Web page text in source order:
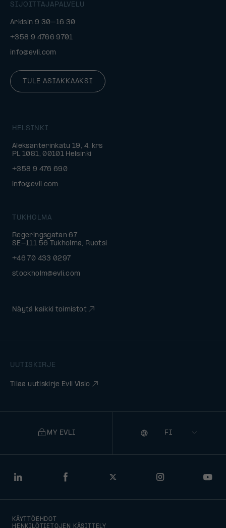
SIJOITTAJAPALVELU
Arkisin 9.30–16.30
+358 9 4766 9701
info@evli.com
TULE ASIAKKAAKSI
UUTISKIRJE
Tilaa uutiskirje Evli Visio
HELSINKI
Aleksanterinkatu 19, 4. krs
PL 1081, 00101 Helsinki
+358 9 476 690
info@evli.com
TUKHOLMA
Regeringsgatan 67
SE-111 56 Tukholma, Ruotsi
+46 70 433 0297
stockholm@evli.com
Näytä kaikki toimistot
LinkedIn Facebook Twitter Instagram
MY EVLI
Selecting
Kieli
KÄYTTÖEHDOT
HENKILÖTIETOJEN KÄSITTELY